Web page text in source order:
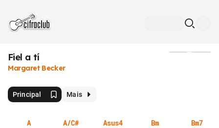
Fiel a tí
Margaret Becker
Principal Mais
A A/C# Asus4 Bm Bm7